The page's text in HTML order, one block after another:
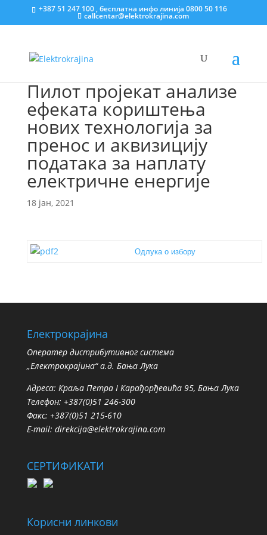
+387 51 247 100 , бесплатна инфо линија 0800 50 116
callcentar@elektrokrajina.com
Пилот пројекат анализе
ефеката кориштења
нових технологија за
пренос и аквизицију
података за наплату
електричне енергије
18 јан, 2021
Одлука о избору
Електрокрајина
Oператер дистрибутивног система
„Електрокрајина“ а.д. Бања Лука
Адреса: Краља Петра I Карађорђевића 95, Бања Лука
Телефон: +387(0)51 246-300
Факс: +387(0)51 215-610
E-mail: direkcija@elektrokrajina.com
СЕРТИФИКАТИ
Корисни линкови